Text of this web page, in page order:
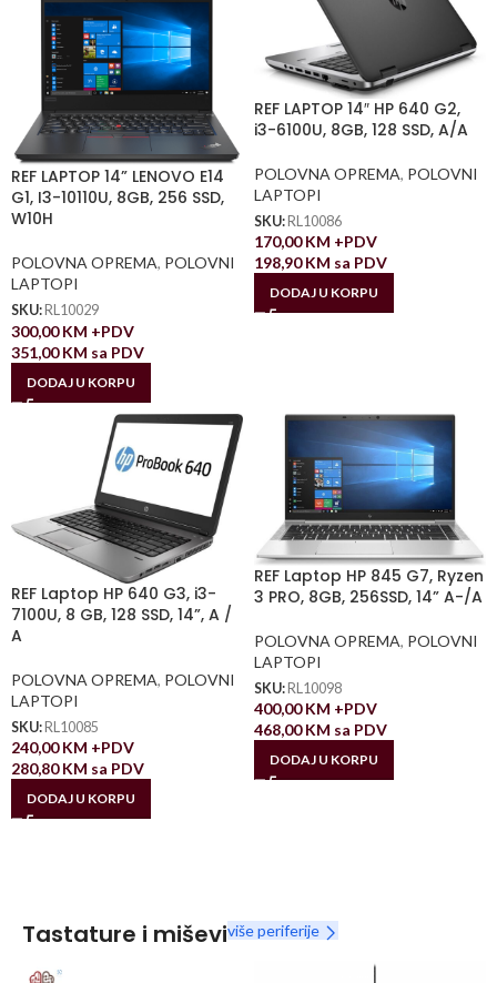
REF LAPTOP 14” LENOVO E14
G1, I3-10110U, 8GB, 256 SSD,
W10H
POLOVNA OPREMA, POLOVNI
LAPTOPI
SKU: RL10029
300,00KM +PDV
351,00KM sa PDV
DODAJ U KORPU
REF LAPTOP 14″ HP 640 G2,
i3-6100U, 8GB, 128 SSD, A/A
POLOVNA OPREMA, POLOVNI
LAPTOPI
SKU: RL10086
170,00KM +PDV
198,90KM sa PDV
DODAJ U KORPU
REF Laptop HP 640 G3, i3-
7100U, 8 GB, 128 SSD, 14”, A /
A
POLOVNA OPREMA, POLOVNI
LAPTOPI
SKU: RL10085
240,00KM +PDV
280,80KM sa PDV
DODAJ U KORPU
REF Laptop HP 845 G7, Ryzen
3 PRO, 8GB, 256SSD, 14” A-/A
POLOVNA OPREMA, POLOVNI
LAPTOPI
SKU: RL10098
400,00KM +PDV
468,00KM sa PDV
DODAJ U KORPU
Tastature i miševiviše periferije